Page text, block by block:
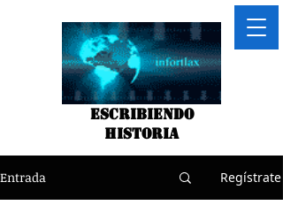
Escribiendo
historia
Entrada Regístrate